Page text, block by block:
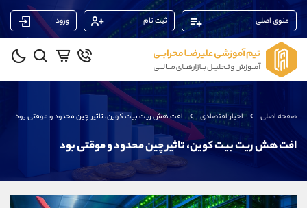
منوی اصلی ثبت نام ورود
صفحه اصلی اخبار اقتصادی افت هش ریت بیت کوین، تاثیر چین محدود و موقتی بود
افت هش ریت بیت کوین، تاثیر چین محدود و موقتی بود
پشتیبان فروش (محسن یزدی)
تلگرام @Armteam_admin_103
موبایل 09101364784